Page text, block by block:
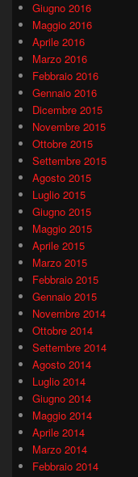
Giugno 2016
Maggio 2016
Aprile 2016
Marzo 2016
Febbraio 2016
Gennaio 2016
Dicembre 2015
Novembre 2015
Ottobre 2015
Settembre 2015
Agosto 2015
Luglio 2015
Giugno 2015
Maggio 2015
Aprile 2015
Marzo 2015
Febbraio 2015
Gennaio 2015
Novembre 2014
Ottobre 2014
Settembre 2014
Agosto 2014
Luglio 2014
Giugno 2014
Maggio 2014
Aprile 2014
Marzo 2014
Febbraio 2014